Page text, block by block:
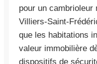
pour un cambrioleur
Villiers-Saint-
que les habitations
valeur immobilière
dispositifs de